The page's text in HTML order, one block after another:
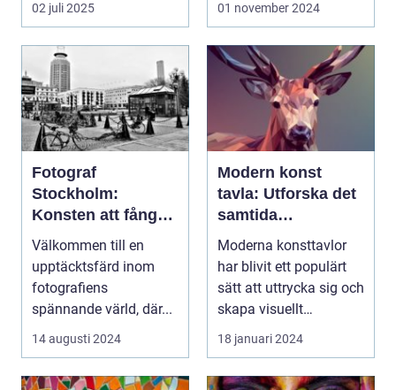
02 juli 2025 01 november 2024
Fotograf
Stockholm:
Konsten att fånga
ögonblicket
Välkommen till en
upptäcktsfärd inom
fotografiens
spännande värld, där...
14 augusti 2024
Modern konst
tavla: Utforska det
samtida
konstlandskapet
Moderna konsttavlor
har blivit ett populärt
sätt att uttrycka sig och
skapa visuellt
engagerande kon...
18 januari 2024